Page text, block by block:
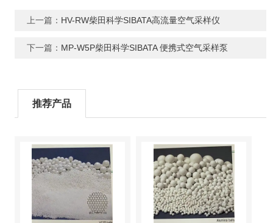
上一篇： HV-RW柴田科学SIBATA高流量空气采样仪
下一篇： MP-W5P柴田科学SIBATA 便携式空气采样泵
推荐产品